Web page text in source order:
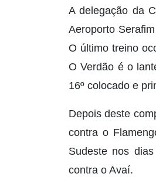
A delegação da
Aeroporto
O último treino
O Verdão é o
16º colocado e
Depois deste
contra o
Sudeste nos
contra o Avaí.